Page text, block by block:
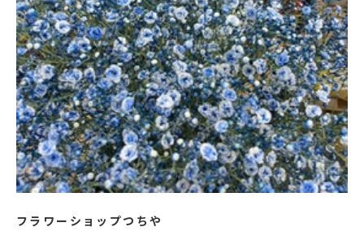
フラワーショップつちや